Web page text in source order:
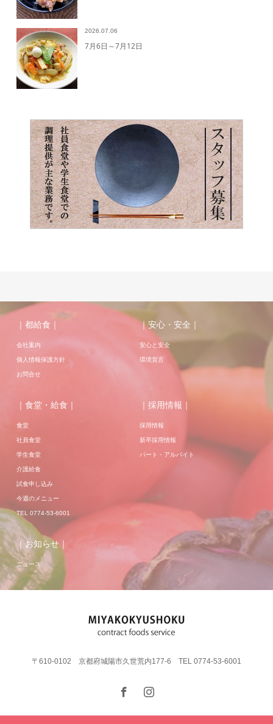
2026.07.06
7月6日～7月12日
｜都給食｜
会社案内
個人情報保護方針
お問合せ
｜安心・安全｜
安心と安全
環境宣言
｜食堂・給食｜
食堂
社員食堂
学生食堂
介護給食
試食申し込み
今週のメニュー
TEL 0774-53-6001
｜採用情報｜
採用情報
新卒採用情報
パート・アルバイト
｜お知らせ｜
ニュース
〒610-0102 京都府城陽市久世荒内177-6 TEL 0774-53-6001